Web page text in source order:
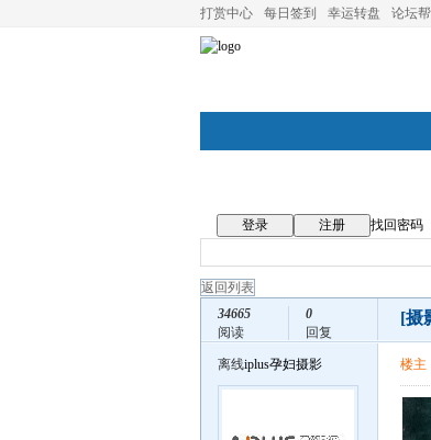
打赏中心 每日签到 幸运转盘 论坛
登录 注册
找回密码
返回列表
34665
阅读
0
回复
[摄
离线iplus孕妇摄影 楼主